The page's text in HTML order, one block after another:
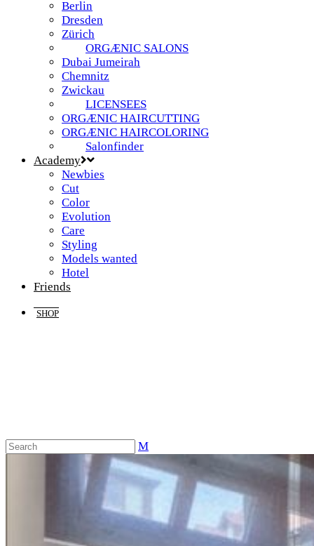
Berlin
Dresden
Zürich
ORGÆNIC SALONS
Dubai Jumeirah
Chemnitz
Zwickau
LICENSEES
ORGÆNIC HAIRCUTTING
ORGÆNIC HAIRCOLORING
Salonfinder
Academy
Newbies
Cut
Color
Evolution
Care
Styling
Models wanted
Hotel
Friends
SHOP